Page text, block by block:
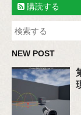
購読する
NEW POST